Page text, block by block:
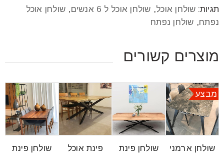
תגיות: שולחן אוכל, שולחן אוכל ל 6 אנשים , שולחן אוכל
נפתח, שולחן נפתח
מוצרים קשורים
מבצע
שולחן ארמני
שולחן פינת
פינת אוכל
שולחן פינת